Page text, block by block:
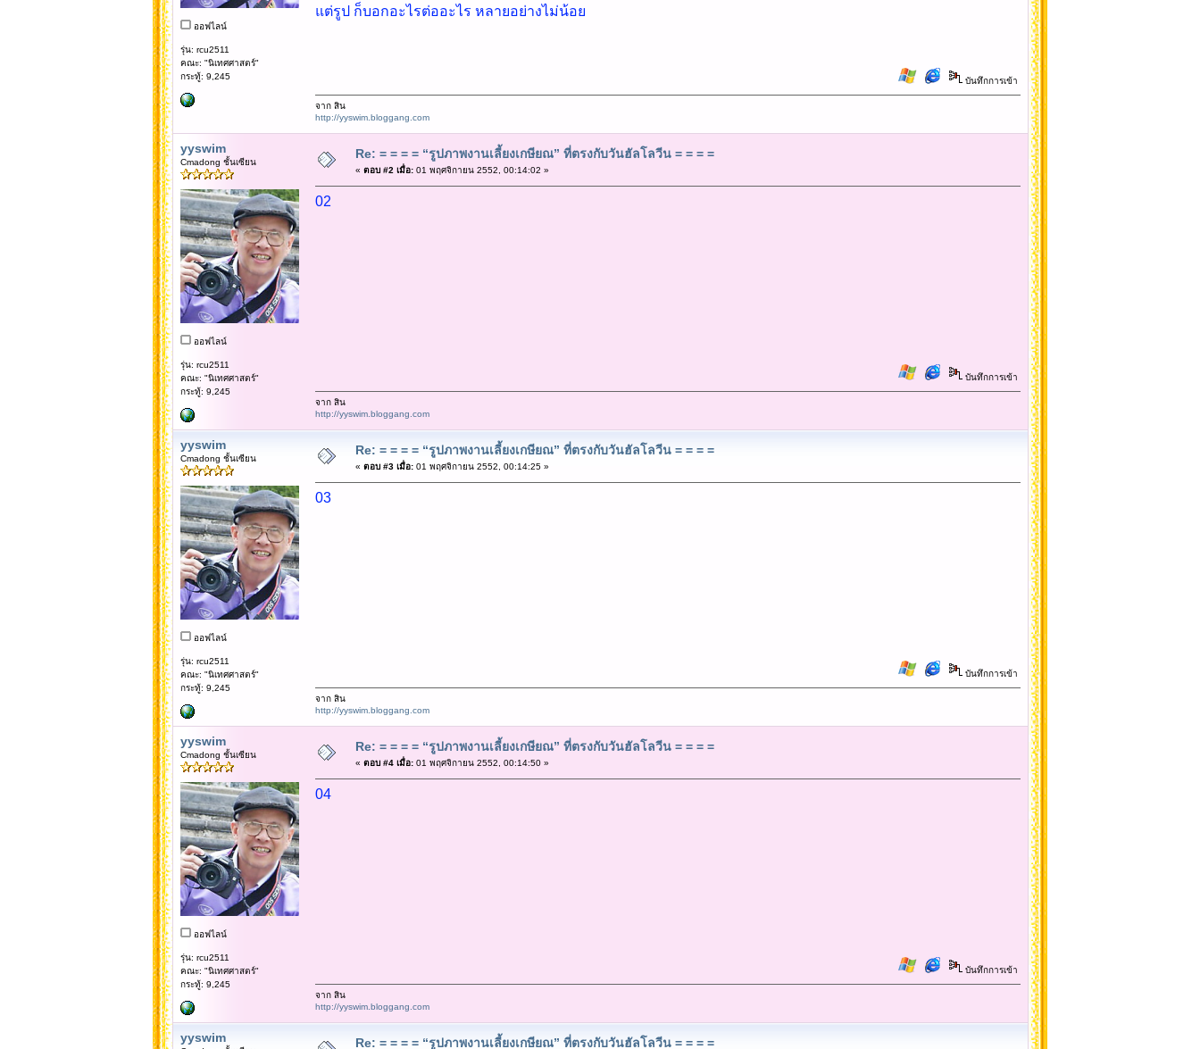
ออฟไลน์
รุ่น: rcu2511
คณะ: "นิเทศศาสตร์"
กระทู้: 9,245
แต่รูป ก็บอกอะไรต่ออะไร หลายอย่างไม่น้อย
บันทึกการเข้า
จาก สิน
http://yyswim.bloggang.com
yyswim
Cmadong ชั้นเซียน
ออฟไลน์
รุ่น: rcu2511
คณะ: "นิเทศศาสตร์"
กระทู้: 9,245
Re: = = = = “รูปภาพงานเลี้ยงเกษียณ” ที่ตรงกับวันฮัลโลวีน = = = =
« ตอบ #2 เมื่อ:01 พฤศจิกายน 2552, 00:14:02 »
02
บันทึกการเข้า
จาก สิน
http://yyswim.bloggang.com
yyswim
Cmadong ชั้นเซียน
ออฟไลน์
รุ่น: rcu2511
คณะ: "นิเทศศาสตร์"
กระทู้: 9,245
Re: = = = = “รูปภาพงานเลี้ยงเกษียณ” ที่ตรงกับวันฮัลโลวีน = = = =
« ตอบ #3 เมื่อ:01 พฤศจิกายน 2552, 00:14:25 »
03
บันทึกการเข้า
จาก สิน
http://yyswim.bloggang.com
yyswim
Cmadong ชั้นเซียน
ออฟไลน์
รุ่น: rcu2511
คณะ: "นิเทศศาสตร์"
กระทู้: 9,245
Re: = = = = “รูปภาพงานเลี้ยงเกษียณ” ที่ตรงกับวันฮัลโลวีน = = = =
« ตอบ #4 เมื่อ:01 พฤศจิกายน 2552, 00:14:50 »
04
บันทึกการเข้า
จาก สิน
http://yyswim.bloggang.com
yyswim Re: = = = = “รูปภาพงานเลี้ยงเกษียณ” ที่ตรงกับวันฮัลโลวีน = = = =